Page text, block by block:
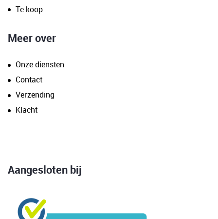
Te koop
Meer over
Onze diensten
Contact
Verzending
Klacht
Aangesloten bij